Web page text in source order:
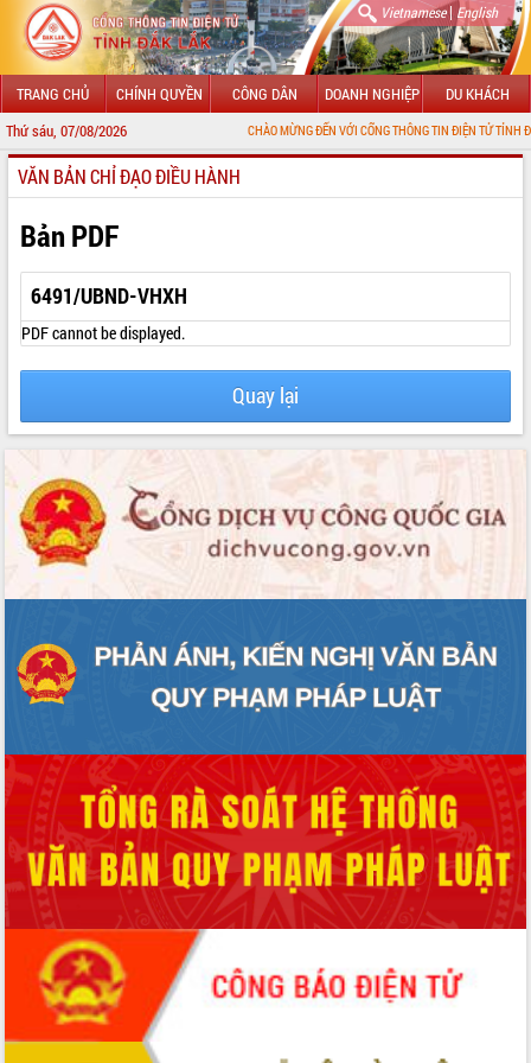
Vietnamese| English
TRANG CHỦ CHÍNH QUYỀN CÔNG DÂN DOANH NGHIỆP DU KHÁCH
Thứ sáu, 07/08/2026 CHÀO MỪNG ĐẾN VỚI CỔNG THÔNG TIN ĐIỆN TỬ TỈNH ĐẮK LẮK
GIỚI THIỆU
LÃNH ĐẠO UBND TỈNH
TIN TỨC SỰ KIỆN
SỞ, BAN, NGÀNH
UBND CÁC XÃ, PHƯỜNG
THÔNG TIN CHỈ ĐẠO ĐIỀU HÀNH
VĂN BẢN HĐND TỈNH
ĐIỂM TIN VĂN BẢN
VĂN BẢN CHỈ ĐẠO ĐIỀU HÀNH
Bản PDF
6491/UBND-VHXH
PDF cannot be displayed.
Quay lại